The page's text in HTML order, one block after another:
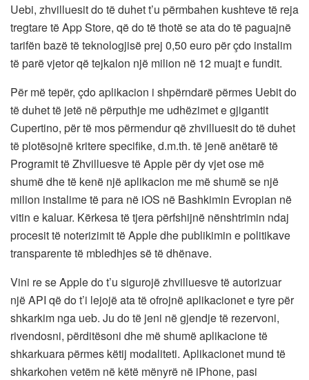
Uebi, zhvilluesit do të duhet t’u përmbahen kushteve të reja
tregtare të App Store, që do të thotë se ata do të paguajnë
tarifën bazë të teknologjisë prej 0,50 euro për çdo instalim
të parë vjetor që tejkalon një milion në 12 muajt e fundit.
Për më tepër, çdo aplikacion i shpërndarë përmes Uebit do
të duhet të jetë në përputhje me udhëzimet e gjigantit
Cupertino, për të mos përmendur që zhvilluesit do të duhet
të plotësojnë kritere specifike, d.m.th. të jenë anëtarë të
Programit të Zhvilluesve të Apple për dy vjet ose më
shumë dhe të kenë një aplikacion me më shumë se një
milion instalime të para në iOS në Bashkimin Evropian në
vitin e kaluar. Kërkesa të tjera përfshijnë nënshtrimin ndaj
procesit të noterizimit të Apple dhe publikimin e politikave
transparente të mbledhjes së të dhënave.
Vini re se Apple do t’u sigurojë zhvilluesve të autorizuar
një API që do t’i lejojë ata të ofrojnë aplikacionet e tyre për
shkarkim nga ueb. Ju do të jeni në gjendje të rezervoni,
rivendosni, përditësoni dhe më shumë aplikacione të
shkarkuara përmes këtij modaliteti. Aplikacionet mund të
shkarkohen vetëm në këtë mënyrë në iPhone, pasi